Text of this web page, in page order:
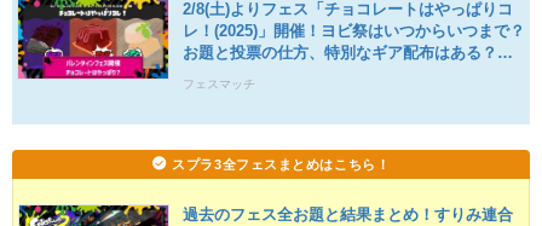
2/8(土)よりフェス「チョコレートはやっぱりコ
レ！(2025)」開催！ヨビ祭はいつからいつまで？
お題と投票の仕方、特別なギア配布はある？
フェスマッチ
スプラ3全フェスまとめはこちら！
過去のフェス全お題と結果まとめ！すりみ連合